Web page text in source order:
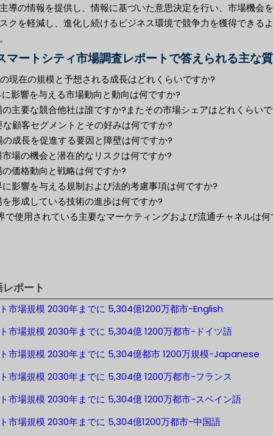
導の情報を提供し、情報に基づいた意思決定を行い、市場機会
クを軽減し、進化し続けるビジネス環境で競争力を獲得できる
マートシティ市場調査レポートで答えられる主な
現在の規模と予想される成長はどれくらいですか?
影響を与える市場動向と動向は何ですか?
主要な競合他社は誰ですか?またその市場シェアはどれくらい
顧客セグメントとその好みは何ですか?
成長を促進する要因と障壁は何ですか?
場の機会と潜在的なリスクは何ですか?
価格動向と戦略は何ですか?
影響を与える規制および法的考慮事項は何ですか?
形成している技術の進歩は何ですか?
で使用されている主要なマーケティングおよび流通チャネルは何
ポート
市場規模 2030年までに 5,304億1200万都市-English
市場規模 2030年までに 5,304億 1200万都市-ドイツ語
市場規模 2030年までに 5,304億都市 1200万規模-Japanese
市場規模 2030年までに 5,304億 1200万都市-フランス
市場規模 2030年までに 5,304億 1200万都市-スペイン語
市場規模 2030年までに 5,304億1200万都市-中国語